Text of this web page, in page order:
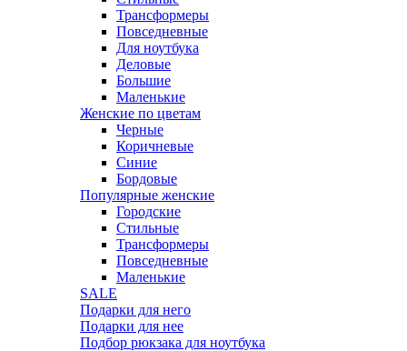
Трансформеры
Повседневные
Для ноутбука
Деловые
Большие
Маленькие
Женские по цветам
Черные
Коричневые
Синие
Бордовые
Популярные женские
Городские
Стильные
Трансформеры
Повседневные
Маленькие
SALE
Подарки для него
Подарки для нее
Подбор рюкзака для ноутбука